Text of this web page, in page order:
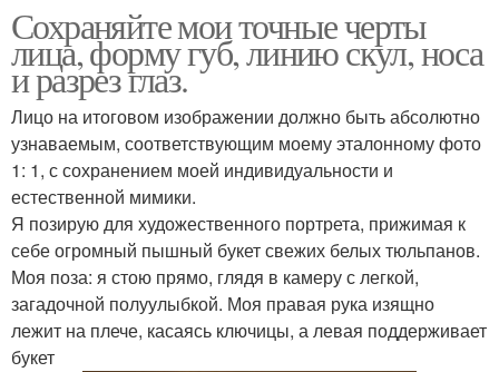
Сохраняйте мои точные черты
лица, форму губ, линию скул, носа
и разрез глаз.
Лицо на итоговом изображении должно быть абсолютно
узнаваемым, соответствующим моему эталонному фото
1: 1, с сохранением моей индивидуальности и
естественной мимики.
Я позирую для художественного портрета, прижимая к
себе огромный пышный букет свежих белых тюльпанов.
Моя поза: я стою прямо, глядя в камеру с легкой,
загадочной полуулыбкой. Моя правая рука изящно
лежит на плече, касаясь ключицы, а левая поддерживает
букет